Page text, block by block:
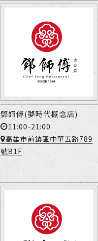
鄧師傅(夢時代概念店)
11:00-21:00
高雄市前鎮區中華五路789
號B1F